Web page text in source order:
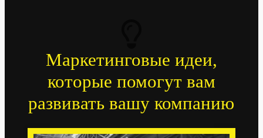
Маркетинговые идеи,
которые помогут вам
развивать вашу компанию